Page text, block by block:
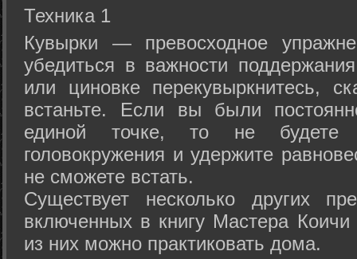
Техника 1
Кувырки — превосходное
убедиться в важности
или циновке перекувыркнитесь,
встаньте. Если вы были
единой точке, то не будете
головокружения и удержите
не сможете встать.
Существует несколько других
включенных в книгу Мастера
из них можно практиковать дома.